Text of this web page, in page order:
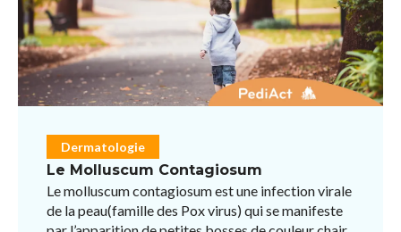
Dermatologie
Le Molluscum Contagiosum
Le molluscum contagiosum est une infection virale
de la peau(famille des Pox virus) qui se manifeste